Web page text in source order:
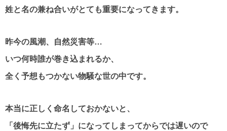
姓と名の兼ね合いがとても重要になってきます。
昨今の風潮、自然災害等…
いつ何時誰が巻き込まれるか、
全く予想もつかない物騒な世の中です。
本当に正しく命名しておかないと、
「後悔先に立たず」になってしまってからでは遅いので